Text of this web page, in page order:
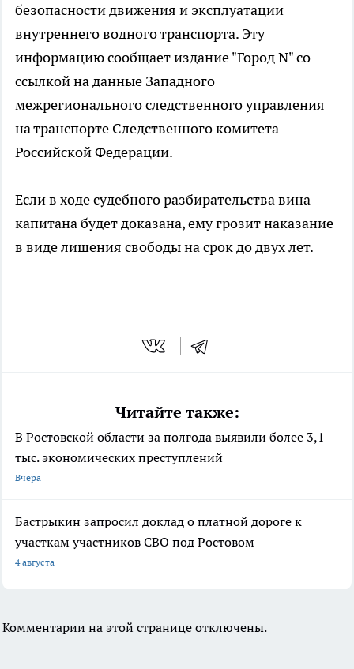
безопасности движения и эксплуатации
внутреннего водного транспорта. Эту
информацию сообщает издание "Город N" со
ссылкой на данные Западного
межрегионального следственного управления
на транспорте Следственного комитета
Российской Федерации.
Если в ходе судебного разбирательства вина
капитана будет доказана, ему грозит наказание
в виде лишения свободы на срок до двух лет.
Читайте также:
В Ростовской области за полгода выявили более 3,1
тыс. экономических преступлений
Вчера
Бастрыкин запросил доклад о платной дороге к
участкам участников СВО под Ростовом
4 августа
Комментарии на этой странице отключены.